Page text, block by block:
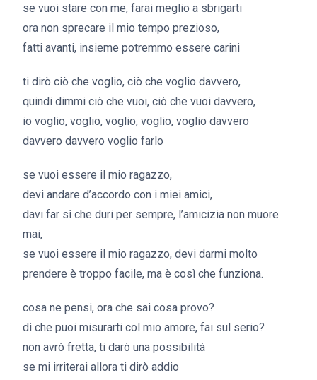
se vuoi stare con me, farai meglio a sbrigarti
ora non sprecare il mio tempo prezioso,
fatti avanti, insieme potremmo essere carini
ti dirò ciò che voglio, ciò che voglio davvero,
quindi dimmi ciò che vuoi, ciò che vuoi davvero,
io voglio, voglio, voglio, voglio, voglio davvero
davvero davvero voglio farlo
se vuoi essere il mio ragazzo,
devi andare d’accordo con i miei amici,
davi far sì che duri per sempre, l’amicizia non muore
mai,
se vuoi essere il mio ragazzo, devi darmi molto
prendere è troppo facile, ma è così che funziona.
cosa ne pensi, ora che sai cosa provo?
dì che puoi misurarti col mio amore, fai sul serio?
non avrò fretta, ti darò una possibilità
se mi irriterai allora ti dirò addio